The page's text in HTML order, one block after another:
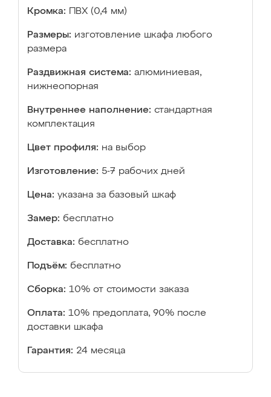
Кромка: ПВХ (0,4 мм)
Размеры: изготовление шкафа любого
размера
Раздвижная система: алюминиевая,
нижнеопорная
Внутреннее наполнение: стандартная
комплектация
Цвет профиля: на выбор
Изготовление: 5-7 рабочих дней
Цена: указана за базовый шкаф
Замер: бесплатно
Доставка: бесплатно
Подъём: бесплатно
Сборка: 10% от стоимости заказа
Оплата: 10% предоплата, 90% после
доставки шкафа
Гарантия: 24 месяца